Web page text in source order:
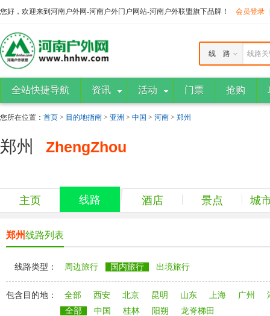
您好，欢迎来到河南户外网-河南户外门户网站-河南户外联盟旗下品牌！ 会员登录
线路
线 路
全站快捷导航 资讯 活动 门票 抢购
您所在位置： 首页 > 目的地指南 > 亚洲 > 中国 > 河南 > 郑州
郑州 ZhengZhou
主页 线路 酒店 景点 城
郑州线路列表
线路类型： 周边旅行 国内旅行 出境旅行
包含目的地： 全部 西安 北京 昆明 山东 上海 广州
全部
中国 桂林 阳朔 龙脊梯田